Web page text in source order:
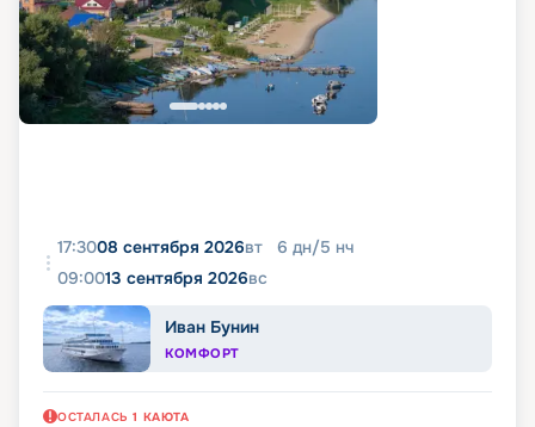
17:3008 сентября 2026вт 6 дн/5 нч
09:0013 сентября 2026вс
Иван Бунин
КОМФОРТ
ОСТАЛАСЬ 1 КАЮТА